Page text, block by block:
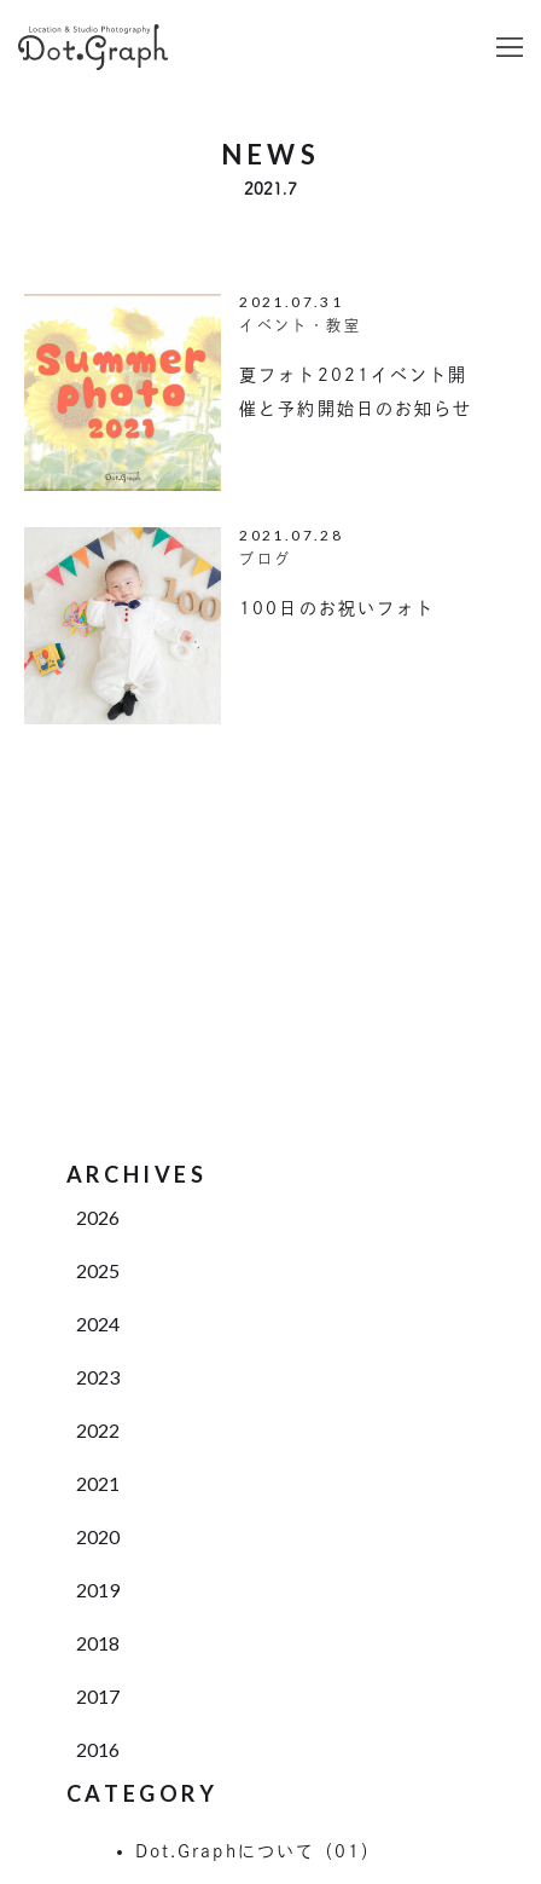
NEWS
2021.7
2021.07.31
イベント・教室
夏フォト2021イベント開
催と予約開始日のお知らせ
2021.07.28
ブログ
100日のお祝いフォト
ARCHIVES
2026
2025
2024
2023
2022
2021
2020
2019
2018
2017
2016
CATEGORY
Dot.Graphについて（01）